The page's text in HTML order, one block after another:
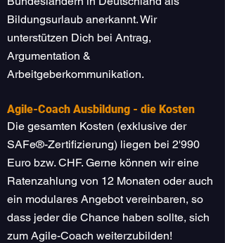
Bildungsurlaub anerkannt. Wir
unterstützen Dich bei Antrag,
Argumentation &
Arbeitgeberkommunikation.
Agile-Coach Ausbildung - die Kosten
Die gesamten Kosten (exklusive der
SAFe®-Zertifizierung) liegen bei 2'990
Euro bzw. CHF. Gerne können wir eine
Ratenzahlung von 12 Monaten oder auch
ein modulares Angebot vereinbaren, so
dass jeder die Chance haben sollte, sich
zum Agile-Coach weiterzubilden!